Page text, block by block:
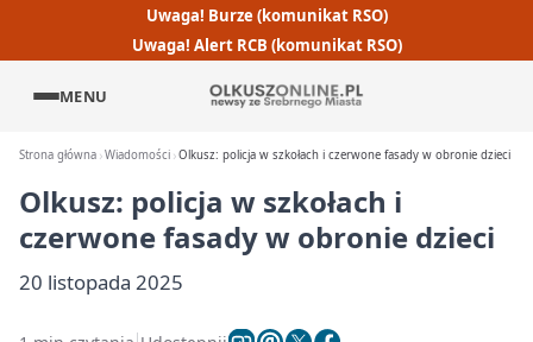
Uwaga! Burze (komunikat RSO)
Uwaga! Alert RCB (komunikat RSO)
MENU
Strona główna Wiadomości Olkusz: policja w szkołach i czerwone fasady w obronie dzieci
Olkusz: policja w szkołach i
czerwone fasady w obronie dzieci
20 listopada 2025